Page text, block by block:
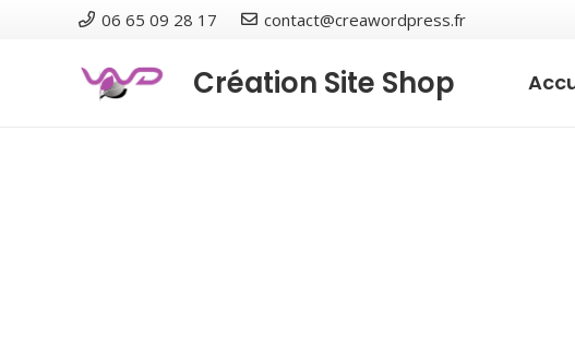
06 65 09 28 17 contact@creawordpress.fr
Création Site Shop